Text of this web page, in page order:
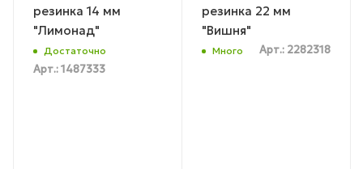
резинка 14 мм
"Лимонад"
Достаточно
Арт.: 1487333
резинка 22 мм
"Вишня"
Много Арт.: 2282318